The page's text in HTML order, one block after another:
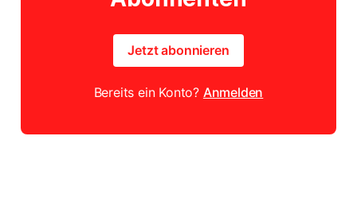
Jetzt abonnieren
Bereits ein Konto? Anmelden